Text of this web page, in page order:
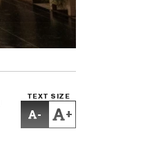
TEXT SIZE
- +